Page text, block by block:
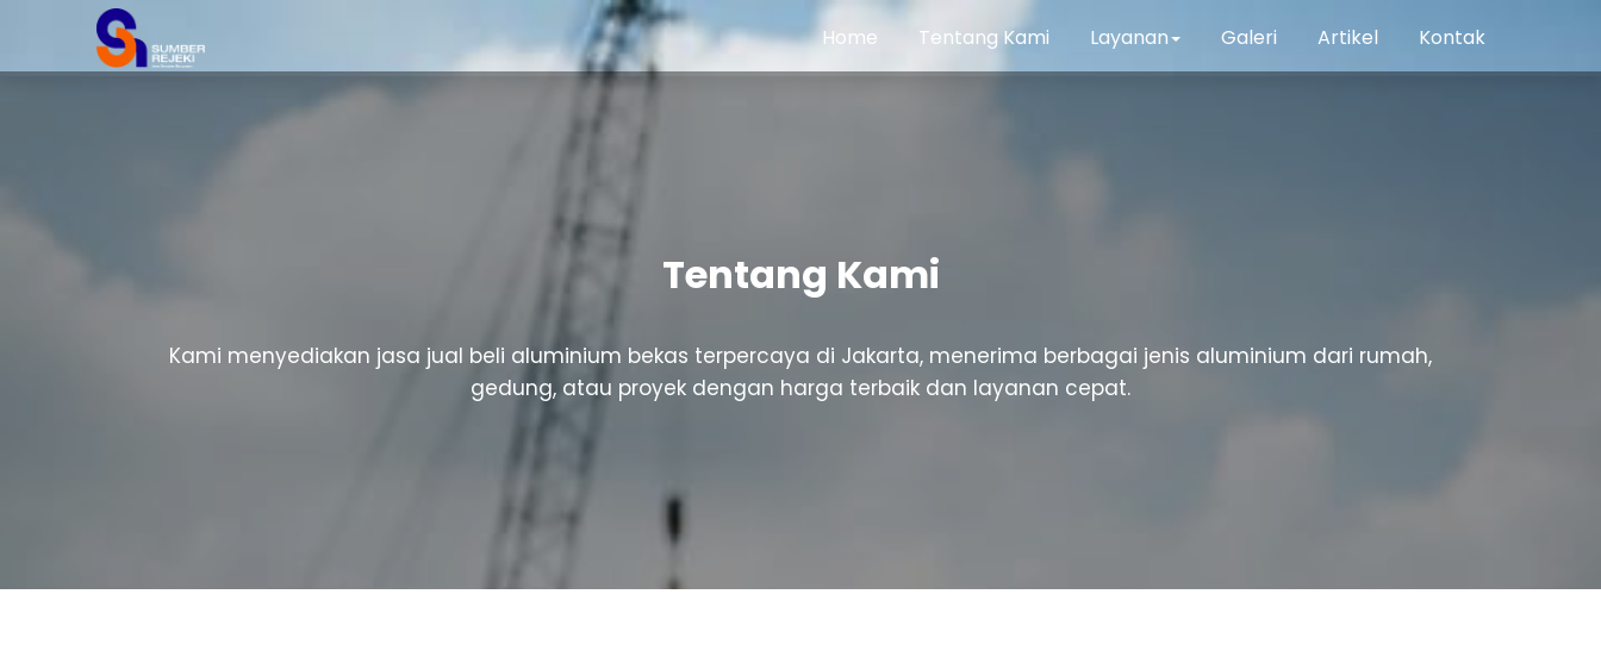
Home Tentang Kami Layanan Galeri Artikel Kontak
Tentang Kami
Kami menyediakan jasa jual beli aluminium bekas terpercaya di Jakarta, menerima berbagai jenis aluminium dari rumah,
gedung, atau proyek dengan harga terbaik dan layanan cepat.